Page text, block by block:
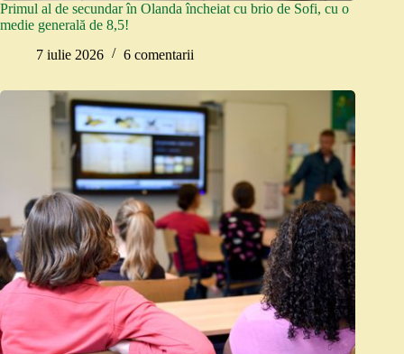
Primul al de secundar în Olanda încheiat cu brio de Sofi, cu o
medie generală de 8,5!
7 iulie 2026
6 comentarii